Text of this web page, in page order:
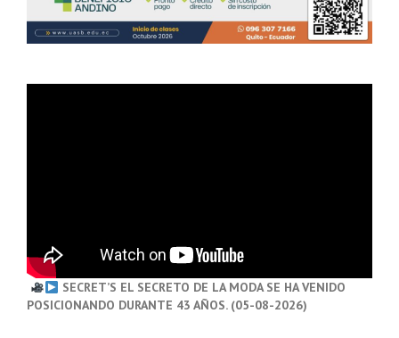
SECRET’S EL SECRETO DE LA MODA SE HA VENIDO
POSICIONANDO DURANTE 43 AÑOS. (05-08-2026)